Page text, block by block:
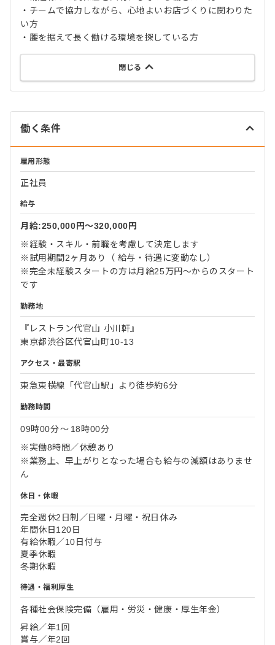
・チームで協力しながら、心地よいお店づくりに関わりた
い方
・腰を据えて長く働ける環境を探している方
閉じる
働く条件
雇用形態
正社員
給与
月給:250,000円〜320,000円
※経験・スキル・前職を考慮して決定します
※試用期間2ヶ月あり（ 給与・待遇に変動なし）
※完全未経験スタートの方は月給25万円～からのスタート
です
勤務地
『レストラン代官山 小川軒』
東京都渋谷区代官山町10-13
アクセス・最寄駅
東急東横線「代官山駅」より徒歩約6分
勤務時間
09時00分〜 18時00分
※実働8時間／休憩あり
※業務上、早上がりとなった場合も給与の減額はありませ
ん
休日・休暇
完全週休2日制／日曜・月曜・祝日休み
年間休日120日
有給休暇／10日付与
夏季休暇
冬期休暇
待遇・福利厚生
各種社会保険完備（雇用・労災・健康・厚生年金）
昇給／年1回
賞与／年2回